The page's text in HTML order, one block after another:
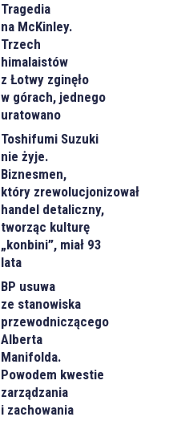
Tragedia
na McKinley.
Trzech
himalaistów
z Łotwy zginęło
w górach, jednego
uratowano
Toshifumi Suzuki
nie żyje.
Biznesmen,
który zrewolucjonizował
handel detaliczny,
tworząc kulturę
„konbini”, miał 93
lata
BP usuwa
ze stanowiska
przewodniczącego
Alberta
Manifolda.
Powodem kwestie
zarządzania
i zachowania